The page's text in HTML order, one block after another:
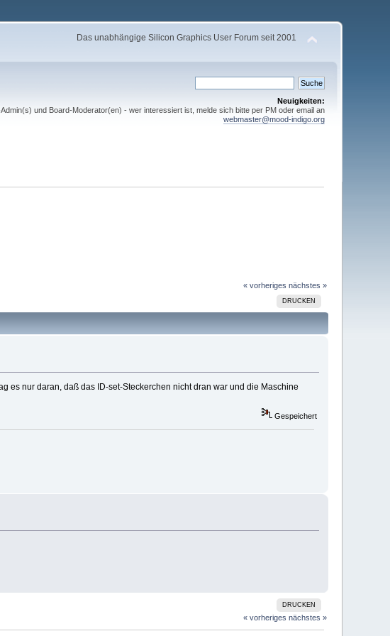
Das unabhängige Silicon Graphics User Forum seit 2001
Neuigkeiten:
und Board-Moderator(en) - wer interessiert ist, melde sich bitte per PM oder email an
webmaster@mood-indigo.org
« vorheriges nächstes »
DRUCKEN
es nur daran, daß das ID-set-Steckerchen nicht dran war und die Maschine
Gespeichert
DRUCKEN
« vorheriges nächstes »